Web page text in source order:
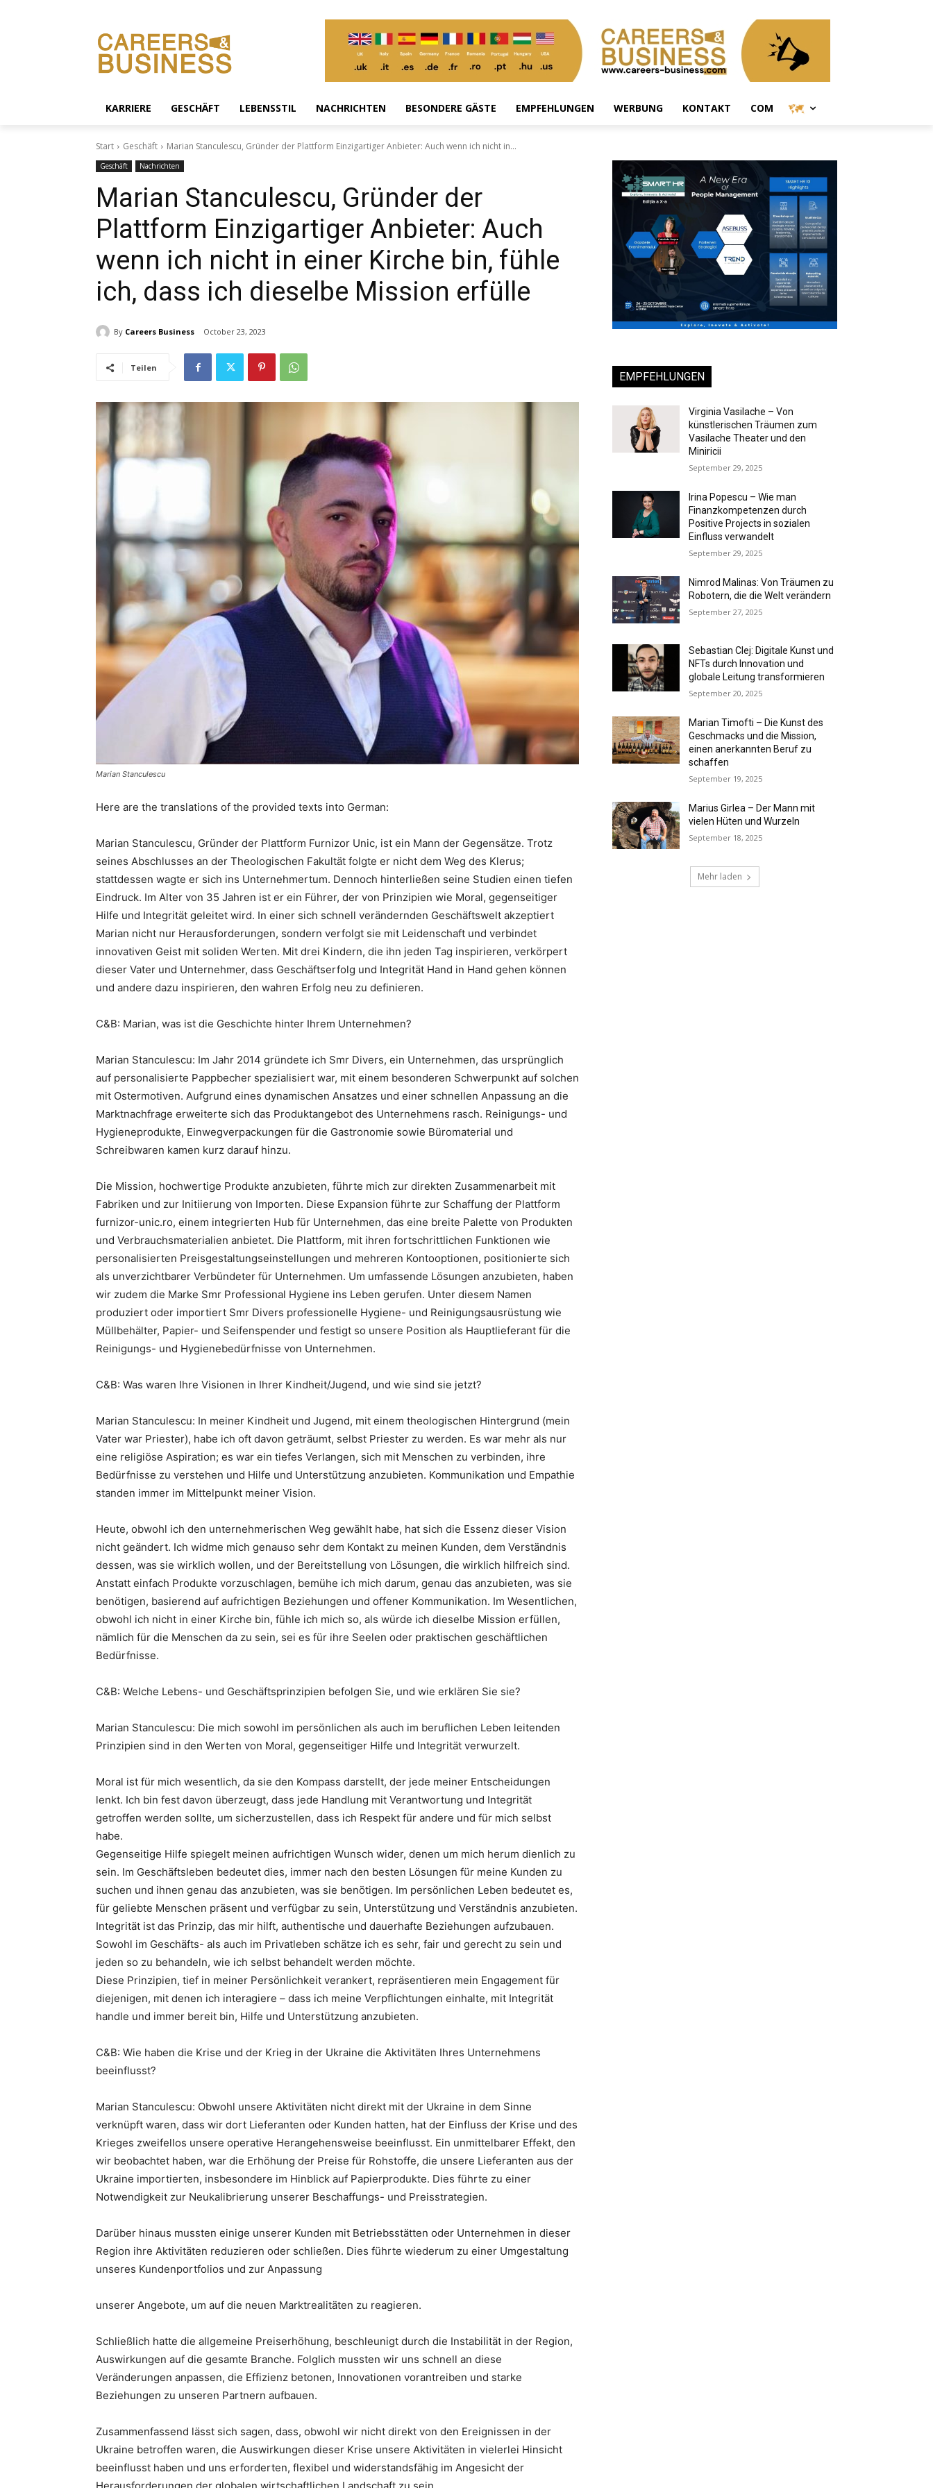
KARRIERE GESCHÄFT LEBENSSTIL NACHRICHTEN BESONDERE GÄSTE EMPFEHLUNGEN WERBUNG KONTAKT COM
Start Geschäft Marian Stanculescu, Gründer der Plattform Einzigartiger Anbieter: Auch wenn ich nicht in...
Geschäft Nachrichten
Marian Stanculescu, Gründer der
Plattform Einzigartiger Anbieter: Auch
wenn ich nicht in einer Kirche bin, fühle
ich, dass ich dieselbe Mission erfülle
By Careers Business October 23, 2023
Teilen
Marian Stanculescu
Here are the translations of the provided texts into German:
Marian Stanculescu, Gründer der Plattform Furnizor Unic, ist ein Mann der Gegensätze. Trotz
seines Abschlusses an der Theologischen Fakultät folgte er nicht dem Weg des Klerus;
stattdessen wagte er sich ins Unternehmertum. Dennoch hinterließen seine Studien einen tiefen
Eindruck. Im Alter von 35 Jahren ist er ein Führer, der von Prinzipien wie Moral, gegenseitiger
Hilfe und Integrität geleitet wird. In einer sich schnell verändernden Geschäftswelt akzeptiert
Marian nicht nur Herausforderungen, sondern verfolgt sie mit Leidenschaft und verbindet
innovativen Geist mit soliden Werten. Mit drei Kindern, die ihn jeden Tag inspirieren, verkörpert
dieser Vater und Unternehmer, dass Geschäftserfolg und Integrität Hand in Hand gehen können
und andere dazu inspirieren, den wahren Erfolg neu zu definieren.
C&B: Marian, was ist die Geschichte hinter Ihrem Unternehmen?
Marian Stanculescu: Im Jahr 2014 gründete ich Smr Divers, ein Unternehmen, das ursprünglich
auf personalisierte Pappbecher spezialisiert war, mit einem besonderen Schwerpunkt auf solchen
mit Ostermotiven. Aufgrund eines dynamischen Ansatzes und einer schnellen Anpassung an die
Marktnachfrage erweiterte sich das Produktangebot des Unternehmens rasch. Reinigungs- und
Hygieneprodukte, Einwegverpackungen für die Gastronomie sowie Büromaterial und
Schreibwaren kamen kurz darauf hinzu.
Die Mission, hochwertige Produkte anzubieten, führte mich zur direkten Zusammenarbeit mit
Fabriken und zur Initiierung von Importen. Diese Expansion führte zur Schaffung der Plattform
furnizor-unic.ro, einem integrierten Hub für Unternehmen, das eine breite Palette von Produkten
und Verbrauchsmaterialien anbietet. Die Plattform, mit ihren fortschrittlichen Funktionen wie
personalisierten Preisgestaltungseinstellungen und mehreren Kontooptionen, positionierte sich
als unverzichtbarer Verbündeter für Unternehmen. Um umfassende Lösungen anzubieten, haben
wir zudem die Marke Smr Professional Hygiene ins Leben gerufen. Unter diesem Namen
produziert oder importiert Smr Divers professionelle Hygiene- und Reinigungsausrüstung wie
Müllbehälter, Papier- und Seifenspender und festigt so unsere Position als Hauptlieferant für die
Reinigungs- und Hygienebedürfnisse von Unternehmen.
C&B: Was waren Ihre Visionen in Ihrer Kindheit/Jugend, und wie sind sie jetzt?
Marian Stanculescu: In meiner Kindheit und Jugend, mit einem theologischen Hintergrund (mein
Vater war Priester), habe ich oft davon geträumt, selbst Priester zu werden. Es war mehr als nur
eine religiöse Aspiration; es war ein tiefes Verlangen, sich mit Menschen zu verbinden, ihre
Bedürfnisse zu verstehen und Hilfe und Unterstützung anzubieten. Kommunikation und Empathie
standen immer im Mittelpunkt meiner Vision.
Heute, obwohl ich den unternehmerischen Weg gewählt habe, hat sich die Essenz dieser Vision
nicht geändert. Ich widme mich genauso sehr dem Kontakt zu meinen Kunden, dem Verständnis
dessen, was sie wirklich wollen, und der Bereitstellung von Lösungen, die wirklich hilfreich sind.
Anstatt einfach Produkte vorzuschlagen, bemühe ich mich darum, genau das anzubieten, was sie
benötigen, basierend auf aufrichtigen Beziehungen und offener Kommunikation. Im Wesentlichen,
obwohl ich nicht in einer Kirche bin, fühle ich mich so, als würde ich dieselbe Mission erfüllen,
nämlich für die Menschen da zu sein, sei es für ihre Seelen oder praktischen geschäftlichen
Bedürfnisse.
C&B: Welche Lebens- und Geschäftsprinzipien befolgen Sie, und wie erklären Sie sie?
Marian Stanculescu: Die mich sowohl im persönlichen als auch im beruflichen Leben leitenden
Prinzipien sind in den Werten von Moral, gegenseitiger Hilfe und Integrität verwurzelt.
Moral ist für mich wesentlich, da sie den Kompass darstellt, der jede meiner Entscheidungen
lenkt. Ich bin fest davon überzeugt, dass jede Handlung mit Verantwortung und Integrität
getroffen werden sollte, um sicherzustellen, dass ich Respekt für andere und für mich selbst
habe.
Gegenseitige Hilfe spiegelt meinen aufrichtigen Wunsch wider, denen um mich herum dienlich zu
sein. Im Geschäftsleben bedeutet dies, immer nach den besten Lösungen für meine Kunden zu
suchen und ihnen genau das anzubieten, was sie benötigen. Im persönlichen Leben bedeutet es,
für geliebte Menschen präsent und verfügbar zu sein, Unterstützung und Verständnis anzubieten.
Integrität ist das Prinzip, das mir hilft, authentische und dauerhafte Beziehungen aufzubauen.
Sowohl im Geschäfts- als auch im Privatleben schätze ich es sehr, fair und gerecht zu sein und
jeden so zu behandeln, wie ich selbst behandelt werden möchte.
Diese Prinzipien, tief in meiner Persönlichkeit verankert, repräsentieren mein Engagement für
diejenigen, mit denen ich interagiere – dass ich meine Verpflichtungen einhalte, mit Integrität
handle und immer bereit bin, Hilfe und Unterstützung anzubieten.
C&B: Wie haben die Krise und der Krieg in der Ukraine die Aktivitäten Ihres Unternehmens
beeinflusst?
Marian Stanculescu: Obwohl unsere Aktivitäten nicht direkt mit der Ukraine in dem Sinne
verknüpft waren, dass wir dort Lieferanten oder Kunden hatten, hat der Einfluss der Krise und des
Krieges zweifellos unsere operative Herangehensweise beeinflusst. Ein unmittelbarer Effekt, den
wir beobachtet haben, war die Erhöhung der Preise für Rohstoffe, die unsere Lieferanten aus der
Ukraine importierten, insbesondere im Hinblick auf Papierprodukte. Dies führte zu einer
Notwendigkeit zur Neukalibrierung unserer Beschaffungs- und Preisstrategien.
Darüber hinaus mussten einige unserer Kunden mit Betriebsstätten oder Unternehmen in dieser
Region ihre Aktivitäten reduzieren oder schließen. Dies führte wiederum zu einer Umgestaltung
unseres Kundenportfolios und zur Anpassung
unserer Angebote, um auf die neuen Marktrealitäten zu reagieren.
Schließlich hatte die allgemeine Preiserhöhung, beschleunigt durch die Instabilität in der Region,
Auswirkungen auf die gesamte Branche. Folglich mussten wir uns schnell an diese
Veränderungen anpassen, die Effizienz betonen, Innovationen vorantreiben und starke
Beziehungen zu unseren Partnern aufbauen.
Zusammenfassend lässt sich sagen, dass, obwohl wir nicht direkt von den Ereignissen in der
Ukraine betroffen waren, die Auswirkungen dieser Krise unsere Aktivitäten in vielerlei Hinsicht
beeinflusst haben und uns erforderten, flexibel und widerstandsfähig im Angesicht der
EMPFEHLUNGEN
Virginia Vasilache – Von
künstlerischen Träumen zum
Vasilache Theater und den
Miniricii
September 29, 2025
Irina Popescu – Wie man
Finanzkompetenzen durch
Positive Projects in sozialen
Einfluss verwandelt
September 29, 2025
Nimrod Malinas: Von Träumen zu
Robotern, die die Welt verändern
September 27, 2025
Sebastian Clej: Digitale Kunst und
NFTs durch Innovation und
globale Leitung transformieren
September 20, 2025
Marian Timofti – Die Kunst des
Geschmacks und die Mission,
einen anerkannten Beruf zu
schaffen
September 19, 2025
Marius Girlea – Der Mann mit
vielen Hüten und Wurzeln
September 18, 2025
Mehr laden